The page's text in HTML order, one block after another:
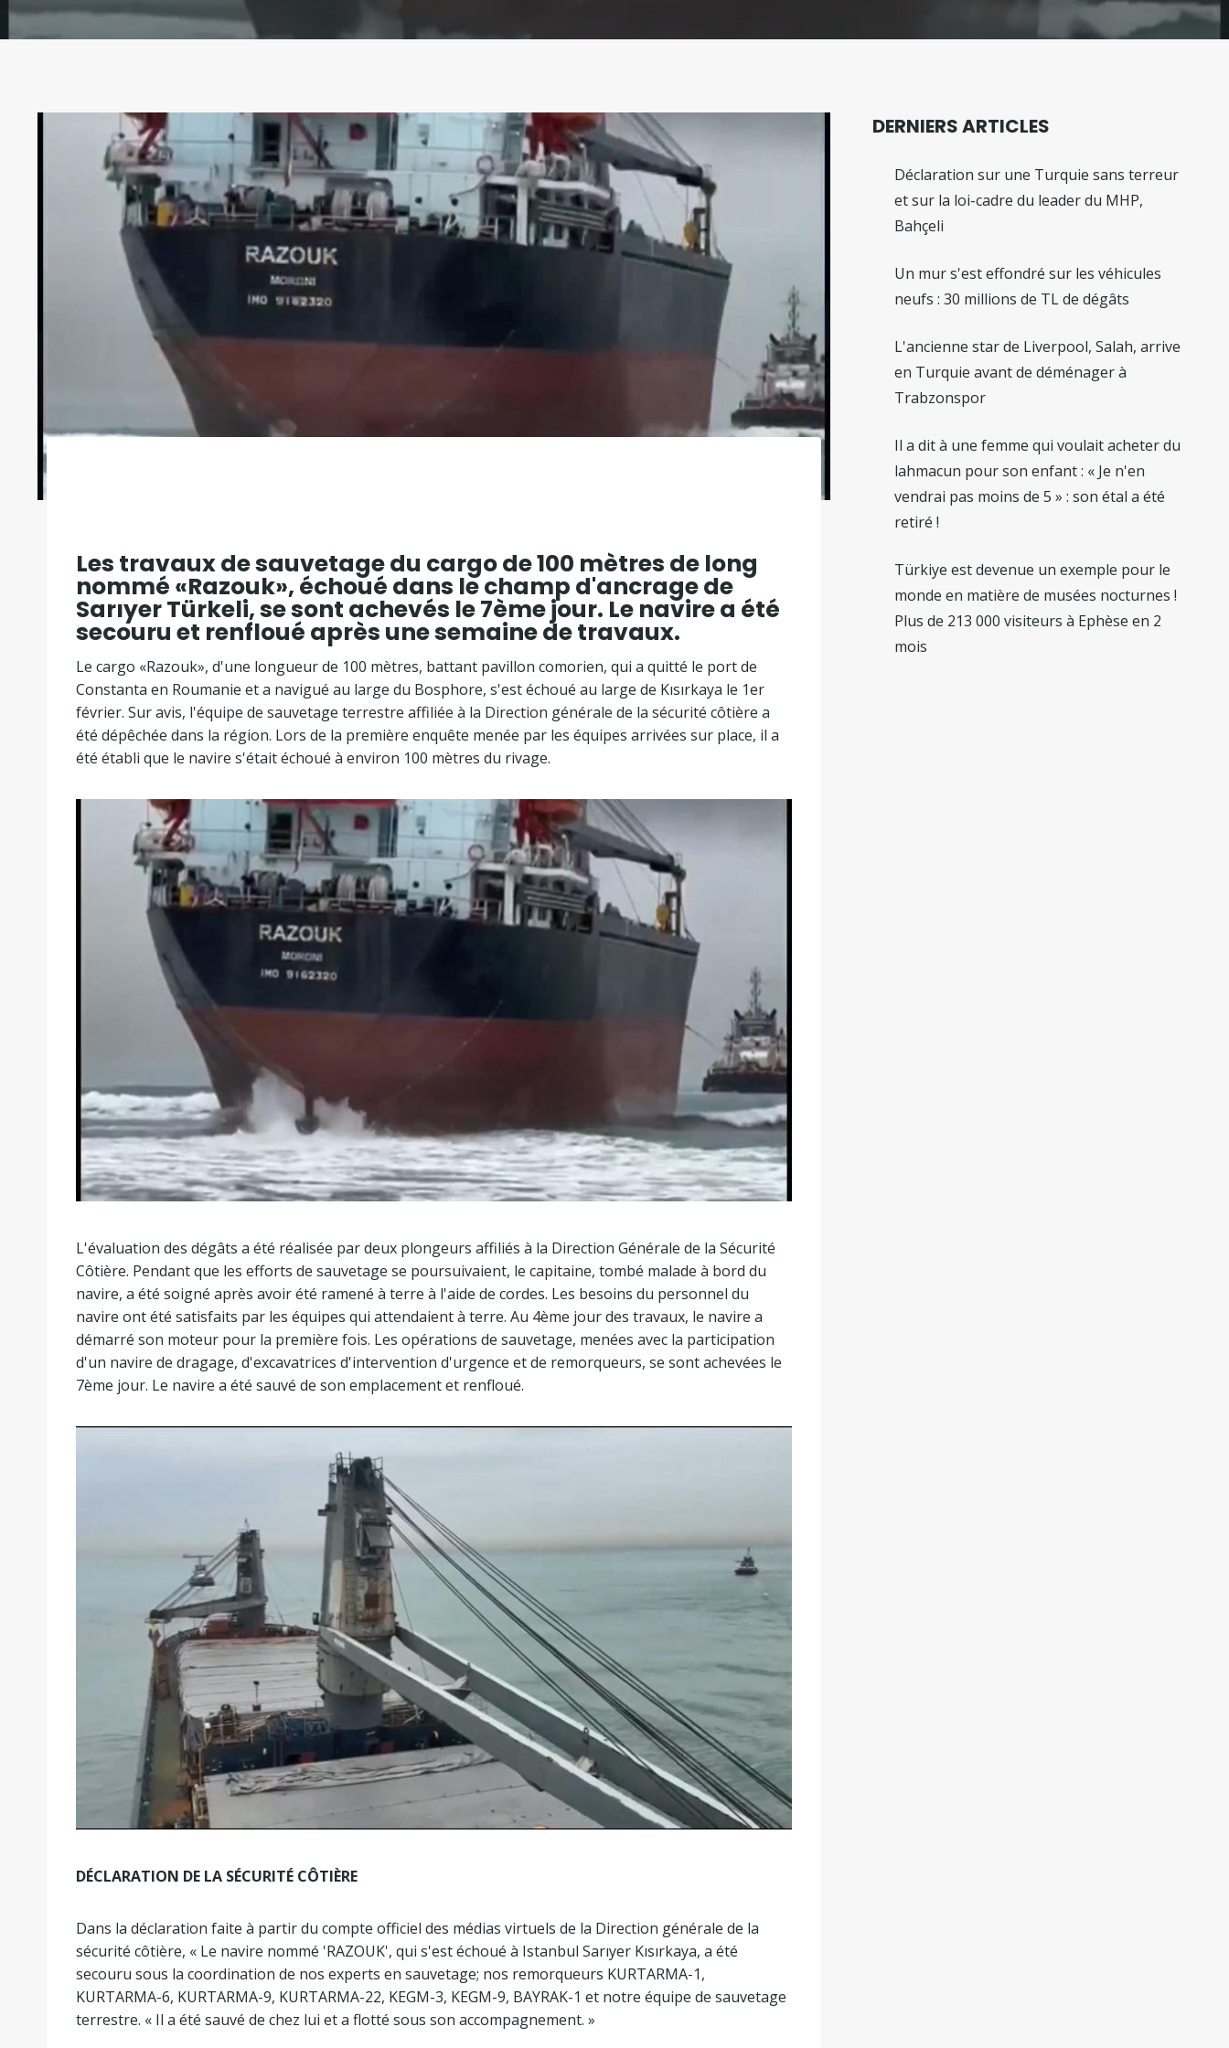
Les travaux de sauvetage du cargo de 100 mètres de long
nommé «Razouk», échoué dans le champ d'ancrage de
Sarıyer Türkeli, se sont achevés le 7ème jour. Le navire a été
secouru et renfloué après une semaine de travaux.
Le cargo «Razouk», d'une longueur de 100 mètres, battant pavillon comorien, qui a quitté le port de
Constanta en Roumanie et a navigué au large du Bosphore, s'est échoué au large de Kısırkaya le 1er
février. Sur avis, l'équipe de sauvetage terrestre affiliée à la Direction générale de la sécurité côtière a
été dépêchée dans la région. Lors de la première enquête menée par les équipes arrivées sur place, il a
été établi que le navire s'était échoué à environ 100 mètres du rivage.
L'évaluation des dégâts a été réalisée par deux plongeurs affiliés à la Direction Générale de la Sécurité
Côtière. Pendant que les efforts de sauvetage se poursuivaient, le capitaine, tombé malade à bord du
navire, a été soigné après avoir été ramené à terre à l'aide de cordes. Les besoins du personnel du
navire ont été satisfaits par les équipes qui attendaient à terre. Au 4ème jour des travaux, le navire a
démarré son moteur pour la première fois. Les opérations de sauvetage, menées avec la participation
d'un navire de dragage, d'excavatrices d'intervention d'urgence et de remorqueurs, se sont achevées le
7ème jour. Le navire a été sauvé de son emplacement et renfloué.
DÉCLARATION DE LA SÉCURITÉ CÔTIÈRE
Dans la déclaration faite à partir du compte officiel des médias virtuels de la Direction générale de la
sécurité côtière, « Le navire nommé 'RAZOUK', qui s'est échoué à Istanbul Sarıyer Kısırkaya, a été
secouru sous la coordination de nos experts en sauvetage; nos remorqueurs KURTARMA-1,
KURTARMA-6, KURTARMA-9, KURTARMA-22, KEGM-3, KEGM-9, BAYRAK-1 et notre équipe de sauvetage
terrestre. « Il a été sauvé de chez lui et a flotté sous son accompagnement. »
DERNIERS ARTICLES
Déclaration sur une Turquie sans terreur
et sur la loi-cadre du leader du MHP,
Bahçeli
Un mur s'est effondré sur les véhicules
neufs : 30 millions de TL de dégâts
L'ancienne star de Liverpool, Salah, arrive
en Turquie avant de déménager à
Trabzonspor
Il a dit à une femme qui voulait acheter du
lahmacun pour son enfant : « Je n'en
vendrai pas moins de 5 » : son étal a été
retiré !
Türkiye est devenue un exemple pour le
monde en matière de musées nocturnes !
Plus de 213 000 visiteurs à Ephèse en 2
mois